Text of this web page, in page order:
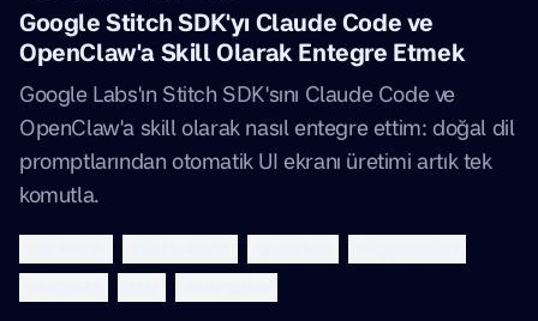
Google Stitch SDK'yı Claude Code ve
OpenClaw'a Skill Olarak Entegre Etmek
Google Labs'ın Stitch SDK'sını Claude Code ve
OpenClaw'a skill olarak nasıl entegre ettim: doğal dil
promptlarından otomatik UI ekranı üretimi artık tek
komutla.